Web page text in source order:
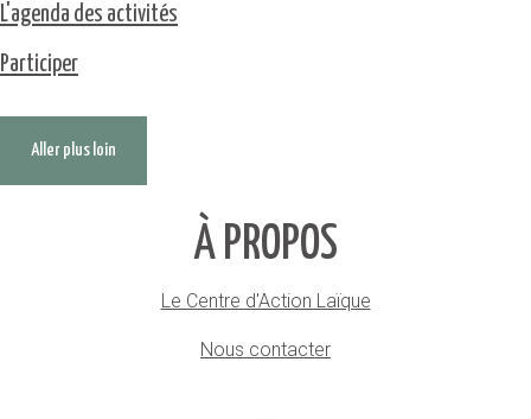
L'agenda des activités
Participer
Aller plus loin
À PROPOS
Le Centre d'Action Laïque
Nous contacter